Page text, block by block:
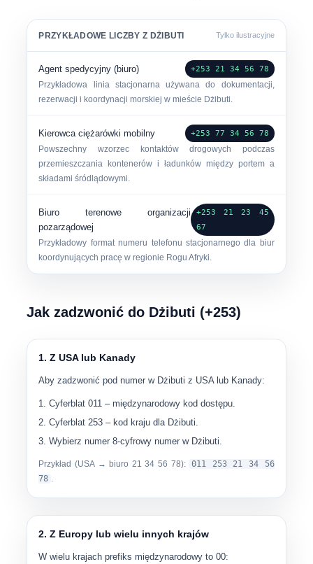
PRZYKŁADOWE LICZBY Z DŻIBUTI Tylko ilustracyjne
Agent spedycyjny (biuro) +253 21 34 56 78
Przykładowa linia stacjonarna używana do dokumentacji,
rezerwacji i koordynacji morskiej w mieście Dżibuti.
Kierowca ciężarówki mobilny +253 77 34 56 78
Powszechny wzorzec kontaktów drogowych podczas
przemieszczania kontenerów i ładunków między portem a
składami śródlądowymi.
Biuro terenowe organizacji
pozarządowej
+253 21 23 45
67
Przykładowy format numeru telefonu stacjonarnego dla biur
koordynujących pracę w regionie Rogu Afryki.
Jak zadzwonić do Dżibuti (+253)
1. Z USA lub Kanady
Aby zadzwonić pod numer w Dżibuti z USA lub Kanady:
Cyferblat011 – międzynarodowy kod dostępu.
Cyferblat253 – kod kraju dla Dżibuti.
Wybierz numer8-cyfrowy numer w Dżibuti.
Przykład (USA → biuro 21 34 56 78): 011 253 21 34 56
78 .
2. Z Europy lub wielu innych krajów
W wielu krajach prefiks międzynarodowy to00: